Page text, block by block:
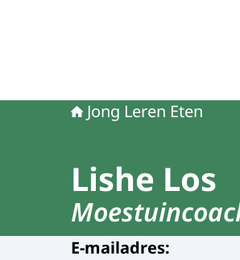
Jong Leren Eten
Lishe Los
E-mailadres: